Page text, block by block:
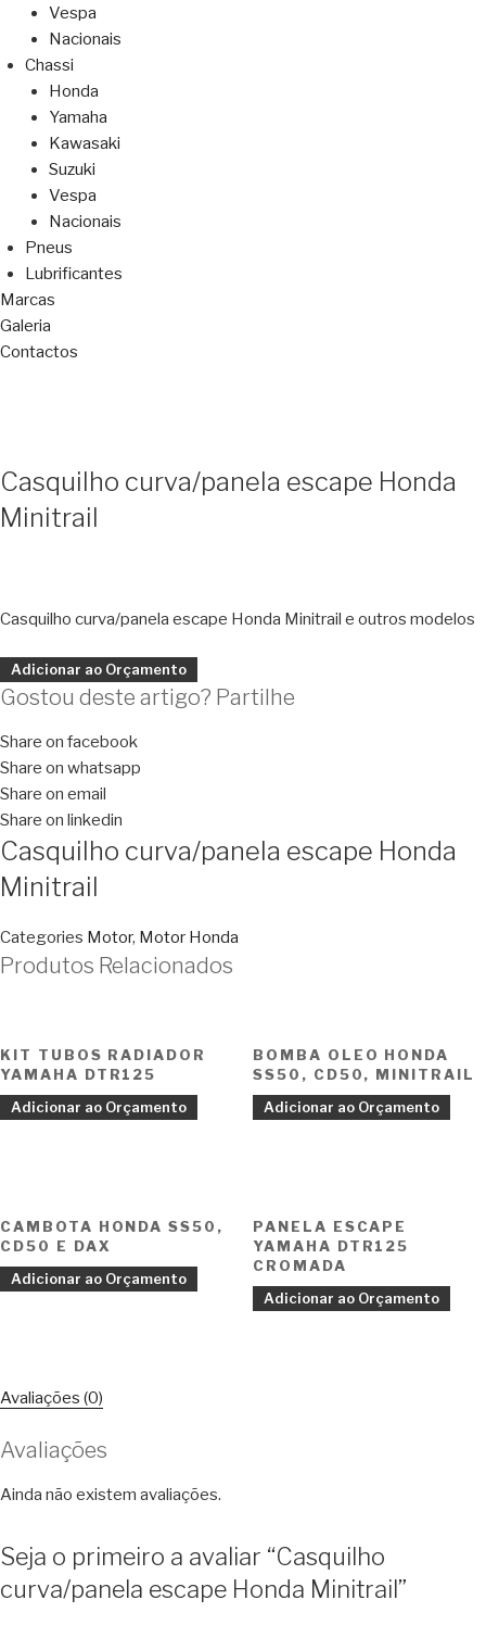
Vespa
Nacionais
Chassi
Honda
Yamaha
Kawasaki
Suzuki
Vespa
Nacionais
Pneus
Lubrificantes
Marcas
Galeria
Contactos
Casquilho curva/panela escape Honda
Minitrail
Casquilho curva/panela escape Honda Minitrail e outros modelos
Adicionar ao Orçamento
Gostou deste artigo? Partilhe
Share on facebook
Share on whatsapp
Share on email
Share on linkedin
Casquilho curva/panela escape Honda
Minitrail
Categories Motor, Motor Honda
Produtos Relacionados
KIT TUBOS RADIADOR
YAMAHA DTR125
Adicionar ao Orçamento
BOMBA OLEO HONDA
SS50, CD50, MINITRAIL
Adicionar ao Orçamento
CAMBOTA HONDA SS50,
CD50 E DAX
Adicionar ao Orçamento
PANELA ESCAPE
YAMAHA DTR125
CROMADA
Adicionar ao Orçamento
Avaliações (0)
Avaliações
Ainda não existem avaliações.
Seja o primeiro a avaliar “Casquilho
curva/panela escape Honda Minitrail”